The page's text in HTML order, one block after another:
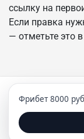
ссылку на
Если правка
— отметьте это
© Все права
WordPress.
Фрибет 8000